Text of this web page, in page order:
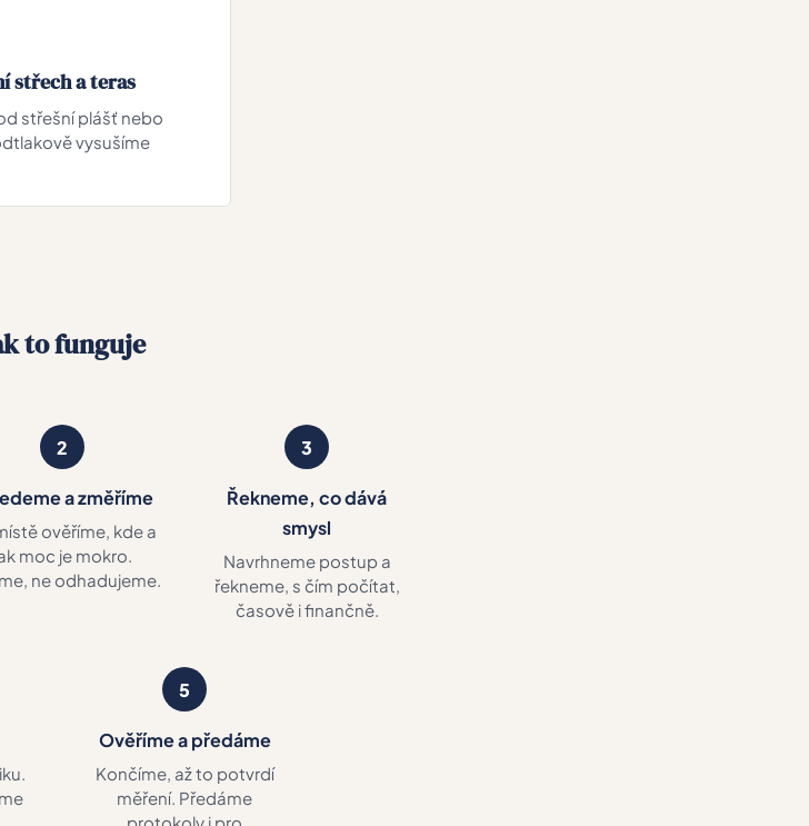
střech a teras
střešní plášť nebo
vysušíme
to funguje
2
a změříme
ověříme, kde a
moc je mokro.
ne odhadujeme.
3
Řekneme, co dává
smysl
Navrhneme postup a
řekneme, s čím počítat,
časově i finančně.
5
Ověříme a předáme
Končíme, až to potvrdí
měření. Předáme